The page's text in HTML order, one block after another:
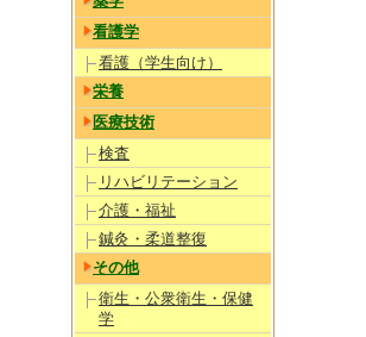
看護学
看護（学生向け）
栄養
医療技術
検査
リハビリテーション
介護・福祉
鍼灸・柔道整復
その他
衛生・公衆衛生・保健
学